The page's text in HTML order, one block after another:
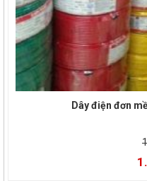
Dây điện đơn